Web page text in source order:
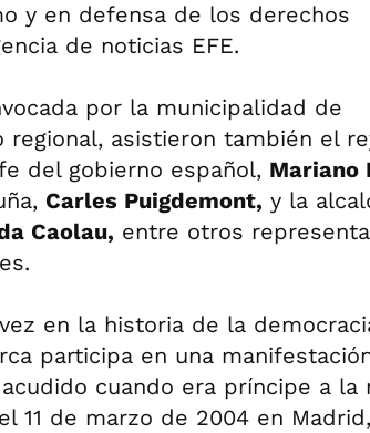
y en defensa de los derechos
de noticias EFE.
por la municipalidad de
regional, asistieron también el
del gobierno español, Mariano
Carles Puigdemont, y la
Caolau, entre otros
en la historia de la
participa en una
cuando era príncipe a la
11 de marzo de 2004 en